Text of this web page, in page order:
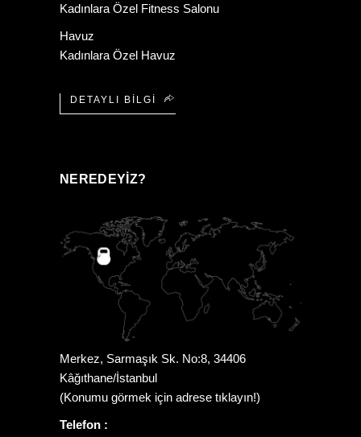
Kadınlara Özel Fitness Salonu
Havuz
Kadınlara Özel Havuz
DETAYLI BILGI
NEREDEYIZ?
Merkez, Sarmaşık Sk. No:8, 34406
Kâğıthane/İstanbul
(Konumu görmek için adrese tıklayın!)
Telefon :